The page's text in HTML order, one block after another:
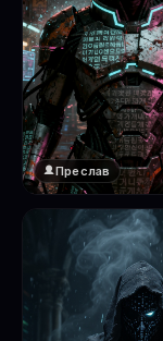
❤️
Преслав